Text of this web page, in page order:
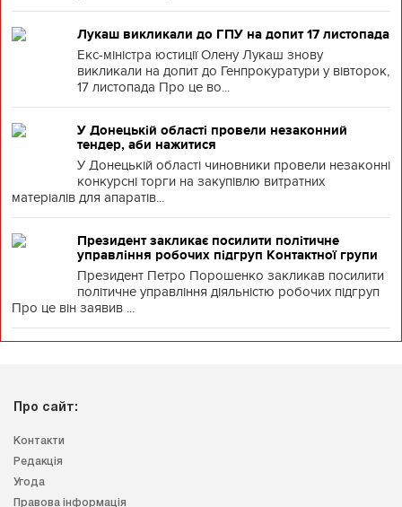
Лукаш викликали до ГПУ на допит 17 листопада
Екс-міністра юстиції Олену Лукаш знову
викликали на допит до Генпрокуратури у вівторок,
17 листопада Про це во...
У Донецькій області провели незаконний
тендер, аби нажитися
У Донецькій області чиновники провели незаконні
конкурсні торги на закупівлю витратних
матеріалів для апаратів...
Президент закликає посилити політичне
управління робочих підгруп Контактної групи
Президент Петро Порошенко закликав посилити
політичне управління діяльністю робочих підгруп
Про це він заявив ...
Про сайт:
Контакти
Редакція
Угода
Правова інформація